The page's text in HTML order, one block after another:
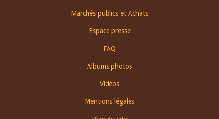
Marchés publics et Achats
Espace presse
FAQ
Albums photos
Vidéos
Mentions légales